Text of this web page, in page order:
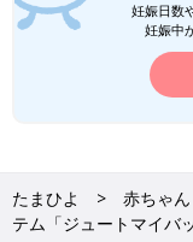
妊娠日数
妊娠中
たまひよ 赤ちゃ
テム「ジュートマイバ